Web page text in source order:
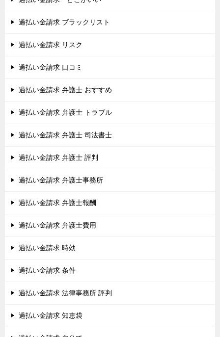
過払い金請求 ブラックリスト
過払い金請求 リスク
過払い金請求 口コミ
過払い金請求 弁護士 おすすめ
過払い金請求 弁護士 トラブル
過払い金請求 弁護士 司法書士
過払い金請求 弁護士 評判
過払い金請求 弁護士事務所
過払い金請求 弁護士報酬
過払い金請求 弁護士費用
過払い金請求 時効
過払い金請求 条件
過払い金請求 法律事務所 評判
過払い金請求 知恵袋